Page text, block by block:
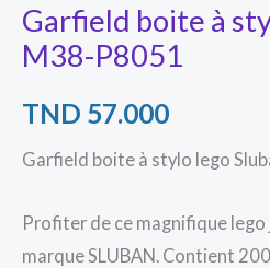
Garfield boite à
M38-P8051
TND 57.000
Garfield boite à stylo lego
Profiter de ce magnifique
marque SLUBAN. Contient